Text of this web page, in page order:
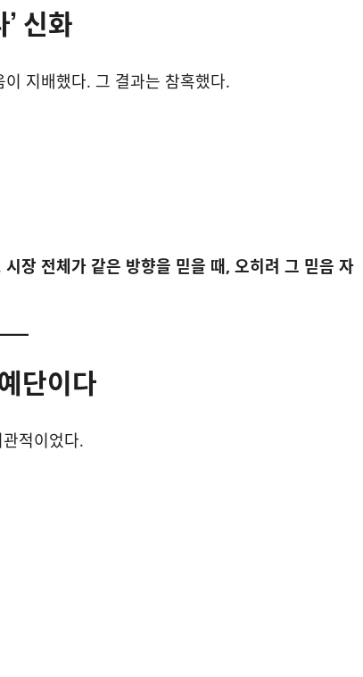
신화
지배했다. 그 결과는 참혹했다.
시장 전체가 같은 방향을 믿을 때, 오히려 그 믿음 자
단이다
적이었다.